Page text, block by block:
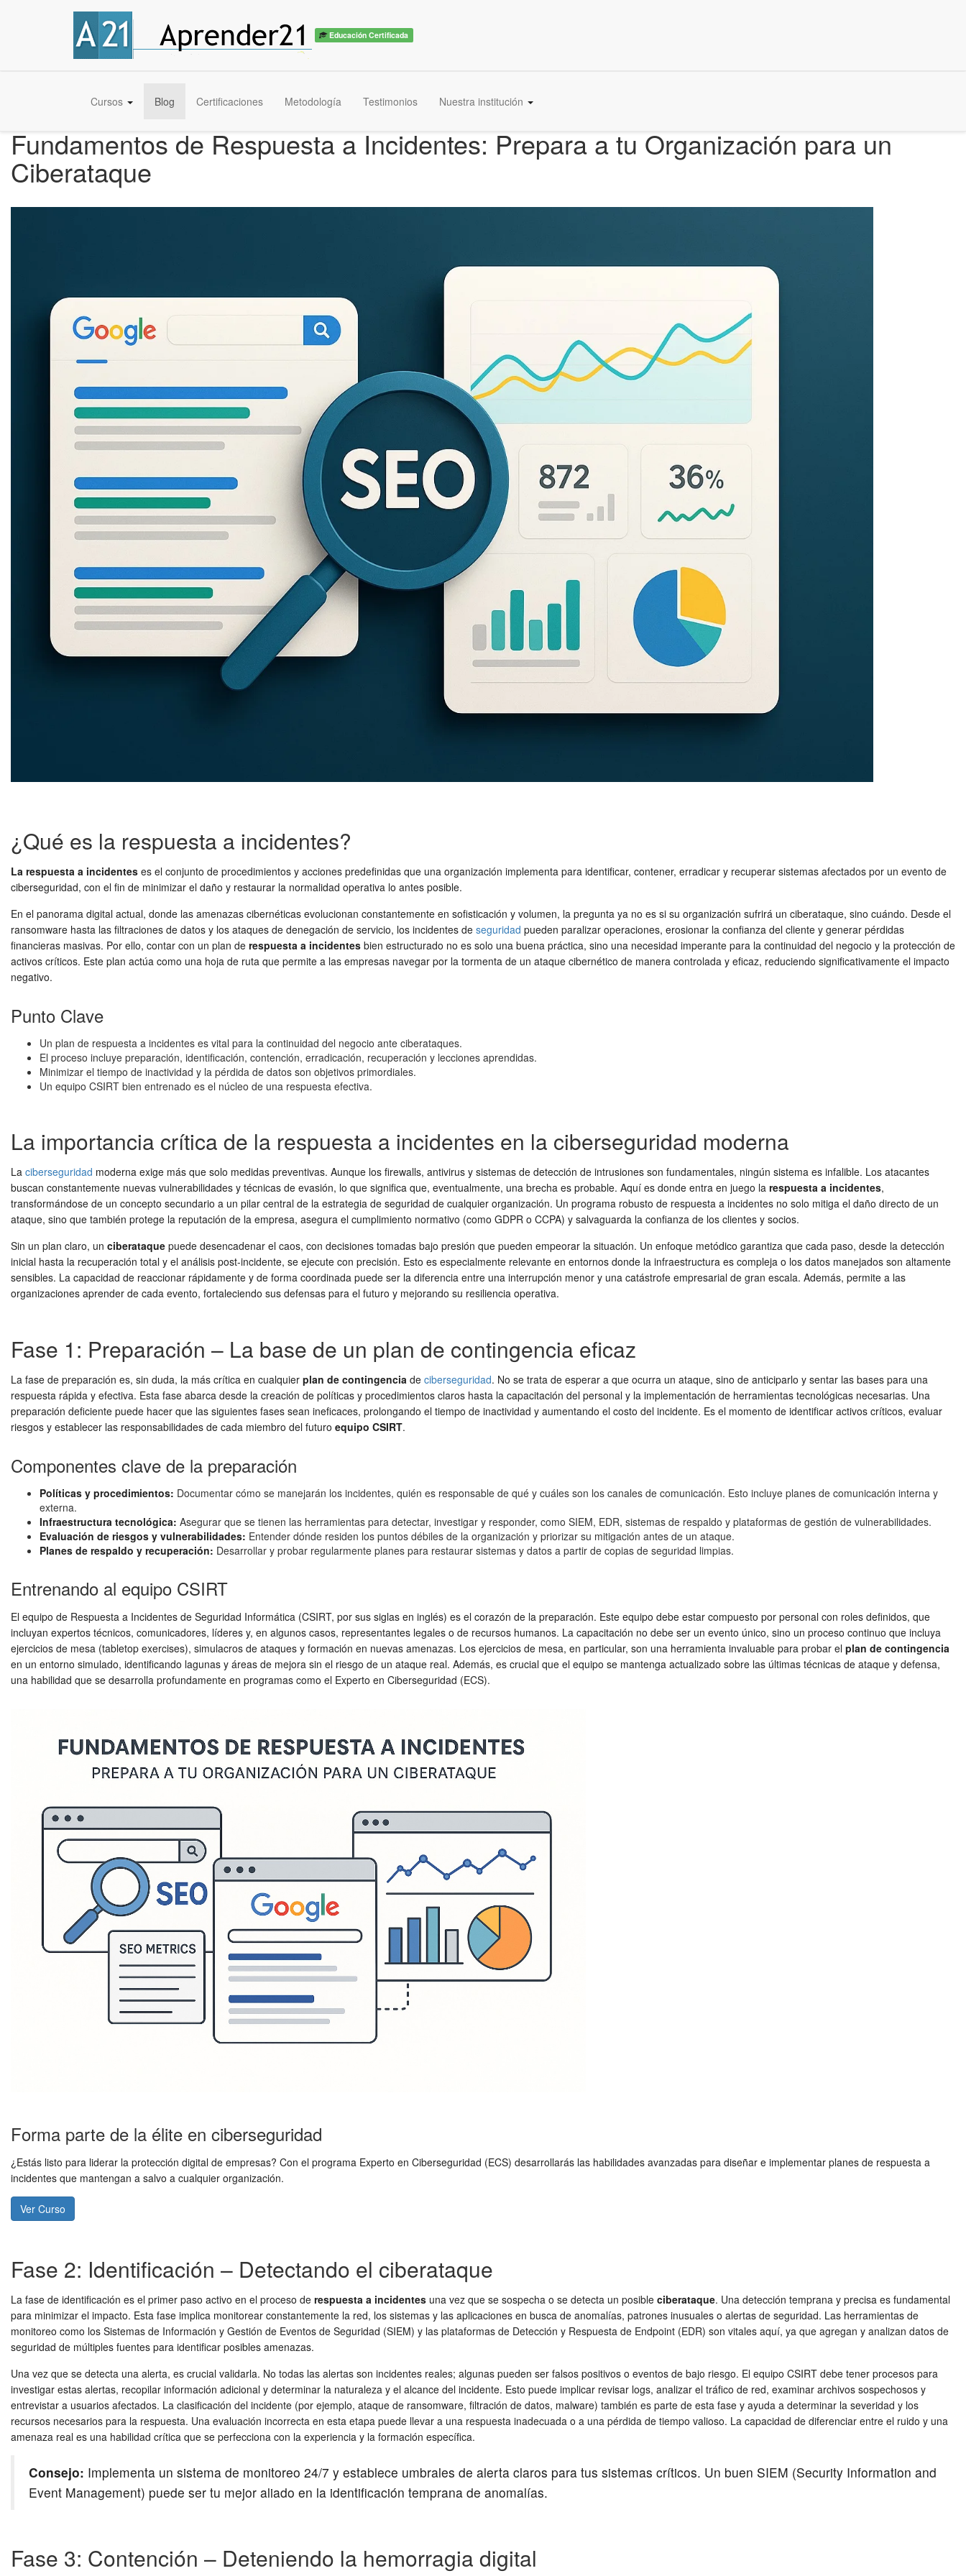
Educación Certificada
Cursos Blog Certificaciones Metodología Testimonios Nuestra institución
Fundamentos de Respuesta a Incidentes: Prepara a tu Organización para un
Ciberataque
¿Qué es la respuesta a incidentes?
La respuesta a incidentes es el conjunto de procedimientos y acciones predefinidas que una organización implementa para identificar, contener, erradicar y recuperar sistemas afectados por un evento de
ciberseguridad, con el fin de minimizar el daño y restaurar la normalidad operativa lo antes posible.
En el panorama digital actual, donde las amenazas cibernéticas evolucionan constantemente en sofisticación y volumen, la pregunta ya no es si su organización sufrirá un ciberataque, sino cuándo. Desde el
ransomware hasta las filtraciones de datos y los ataques de denegación de servicio, los incidentes de seguridad pueden paralizar operaciones, erosionar la confianza del cliente y generar pérdidas
financieras masivas. Por ello, contar con un plan de respuesta a incidentes bien estructurado no es solo una buena práctica, sino una necesidad imperante para la continuidad del negocio y la protección de
activos críticos. Este plan actúa como una hoja de ruta que permite a las empresas navegar por la tormenta de un ataque cibernético de manera controlada y eficaz, reduciendo significativamente el impacto
negativo.
Punto Clave
Un plan de respuesta a incidentes es vital para la continuidad del negocio ante ciberataques.
El proceso incluye preparación, identificación, contención, erradicación, recuperación y lecciones aprendidas.
Minimizar el tiempo de inactividad y la pérdida de datos son objetivos primordiales.
Un equipo CSIRT bien entrenado es el núcleo de una respuesta efectiva.
La importancia crítica de la respuesta a incidentes en la ciberseguridad moderna
La ciberseguridad moderna exige más que solo medidas preventivas. Aunque los firewalls, antivirus y sistemas de detección de intrusiones son fundamentales, ningún sistema es infalible. Los atacantes
buscan constantemente nuevas vulnerabilidades y técnicas de evasión, lo que significa que, eventualmente, una brecha es probable. Aquí es donde entra en juego la respuesta a incidentes,
transformándose de un concepto secundario a un pilar central de la estrategia de seguridad de cualquier organización. Un programa robusto de respuesta a incidentes no solo mitiga el daño directo de un
ataque, sino que también protege la reputación de la empresa, asegura el cumplimiento normativo (como GDPR o CCPA) y salvaguarda la confianza de los clientes y socios.
Sin un plan claro, un ciberataque puede desencadenar el caos, con decisiones tomadas bajo presión que pueden empeorar la situación. Un enfoque metódico garantiza que cada paso, desde la detección
inicial hasta la recuperación total y el análisis post-incidente, se ejecute con precisión. Esto es especialmente relevante en entornos donde la infraestructura es compleja o los datos manejados son altamente
sensibles. La capacidad de reaccionar rápidamente y de forma coordinada puede ser la diferencia entre una interrupción menor y una catástrofe empresarial de gran escala. Además, permite a las
organizaciones aprender de cada evento, fortaleciendo sus defensas para el futuro y mejorando su resiliencia operativa.
Fase 1: Preparación – La base de un plan de contingencia eficaz
La fase de preparación es, sin duda, la más crítica en cualquier plan de contingencia de ciberseguridad. No se trata de esperar a que ocurra un ataque, sino de anticiparlo y sentar las bases para una
respuesta rápida y efectiva. Esta fase abarca desde la creación de políticas y procedimientos claros hasta la capacitación del personal y la implementación de herramientas tecnológicas necesarias. Una
preparación deficiente puede hacer que las siguientes fases sean ineficaces, prolongando el tiempo de inactividad y aumentando el costo del incidente. Es el momento de identificar activos críticos, evaluar
riesgos y establecer las responsabilidades de cada miembro del futuro equipo CSIRT.
Componentes clave de la preparación
Políticas y procedimientos: Documentar cómo se manejarán los incidentes, quién es responsable de qué y cuáles son los canales de comunicación. Esto incluye planes de comunicación interna y
externa.
Infraestructura tecnológica: Asegurar que se tienen las herramientas para detectar, investigar y responder, como SIEM, EDR, sistemas de respaldo y plataformas de gestión de vulnerabilidades.
Evaluación de riesgos y vulnerabilidades: Entender dónde residen los puntos débiles de la organización y priorizar su mitigación antes de un ataque.
Planes de respaldo y recuperación: Desarrollar y probar regularmente planes para restaurar sistemas y datos a partir de copias de seguridad limpias.
Entrenando al equipo CSIRT
El equipo de Respuesta a Incidentes de Seguridad Informática (CSIRT, por sus siglas en inglés) es el corazón de la preparación. Este equipo debe estar compuesto por personal con roles definidos, que
incluyan expertos técnicos, comunicadores, líderes y, en algunos casos, representantes legales o de recursos humanos. La capacitación no debe ser un evento único, sino un proceso continuo que incluya
ejercicios de mesa (tabletop exercises), simulacros de ataques y formación en nuevas amenazas. Los ejercicios de mesa, en particular, son una herramienta invaluable para probar el plan de contingencia
en un entorno simulado, identificando lagunas y áreas de mejora sin el riesgo de un ataque real. Además, es crucial que el equipo se mantenga actualizado sobre las últimas técnicas de ataque y defensa,
una habilidad que se desarrolla profundamente en programas como el Experto en Ciberseguridad (ECS).
Forma parte de la élite en ciberseguridad
¿Estás listo para liderar la protección digital de empresas? Con el programa Experto en Ciberseguridad (ECS) desarrollarás las habilidades avanzadas para diseñar e implementar planes de respuesta a
incidentes que mantengan a salvo a cualquier organización.
Ver Curso
Fase 2: Identificación – Detectando el ciberataque
La fase de identificación es el primer paso activo en el proceso de respuesta a incidentes una vez que se sospecha o se detecta un posible ciberataque. Una detección temprana y precisa es fundamental
para minimizar el impacto. Esta fase implica monitorear constantemente la red, los sistemas y las aplicaciones en busca de anomalías, patrones inusuales o alertas de seguridad. Las herramientas de
monitoreo como los Sistemas de Información y Gestión de Eventos de Seguridad (SIEM) y las plataformas de Detección y Respuesta de Endpoint (EDR) son vitales aquí, ya que agregan y analizan datos de
seguridad de múltiples fuentes para identificar posibles amenazas.
Una vez que se detecta una alerta, es crucial validarla. No todas las alertas son incidentes reales; algunas pueden ser falsos positivos o eventos de bajo riesgo. El equipo CSIRT debe tener procesos para
investigar estas alertas, recopilar información adicional y determinar la naturaleza y el alcance del incidente. Esto puede implicar revisar logs, analizar el tráfico de red, examinar archivos sospechosos y
entrevistar a usuarios afectados. La clasificación del incidente (por ejemplo, ataque de ransomware, filtración de datos, malware) también es parte de esta fase y ayuda a determinar la severidad y los
recursos necesarios para la respuesta. Una evaluación incorrecta en esta etapa puede llevar a una respuesta inadecuada o a una pérdida de tiempo valioso. La capacidad de diferenciar entre el ruido y una
amenaza real es una habilidad crítica que se perfecciona con la experiencia y la formación específica.
Consejo: Implementa un sistema de monitoreo 24/7 y establece umbrales de alerta claros para tus sistemas críticos. Un buen SIEM (Security Information and
Event Management) puede ser tu mejor aliado en la identificación temprana de anomalías.
Fase 3: Contención – Deteniendo la hemorragia digital